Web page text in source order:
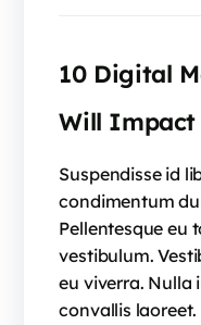
10 Digital
Will Impact
Suspendisse id
condimentum
Pellentesque eu
vestibulum.
eu viverra. Nulla
convallis